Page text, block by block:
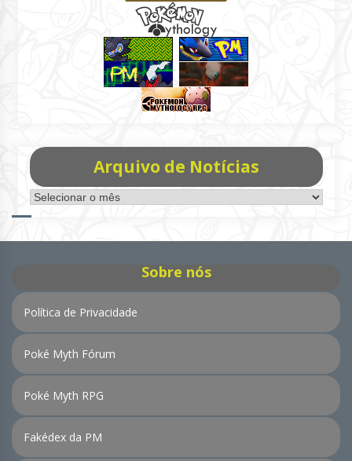
Arquivo de Notícias
Arquivo
de
Sobre nós
Política de Privacidade
Poké Myth Fórum
Poké Myth RPG
Fakédex da PM